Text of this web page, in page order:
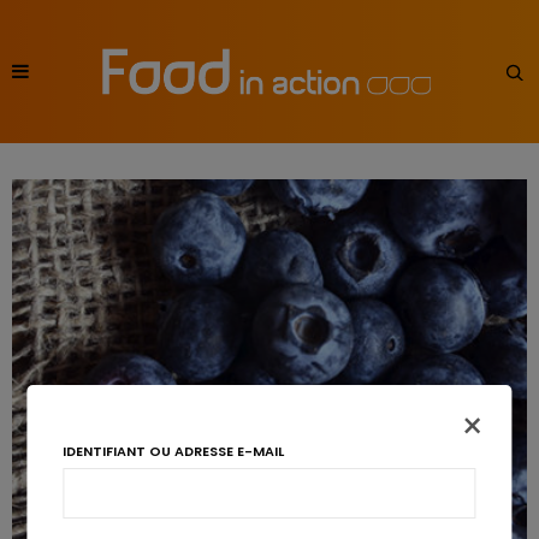
×
IDENTIFIANT OU ADRESSE E-MAIL